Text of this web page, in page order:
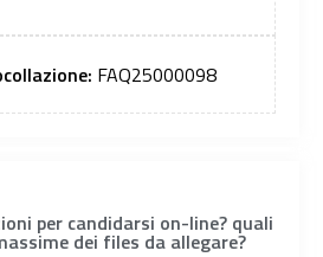
FAQ25000098
per candidarsi on-line? quali
dei files da allegare?